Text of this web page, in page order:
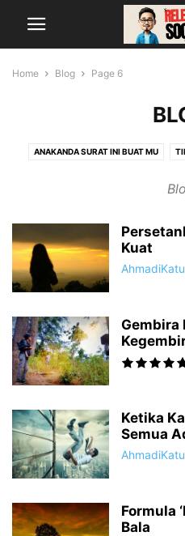
Home Blog Page 6
ANAKANDA SURAT INI BUAT MU
Kuat
AhmadiKatu
Gembira
Ketika
Semua
AhmadiKatu
Formula
Bala